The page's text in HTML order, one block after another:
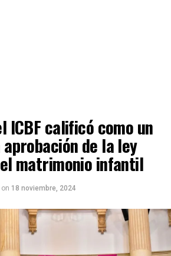
ICBF calificó como un
de la ley
matrimonio infantil
on 18 noviembre, 2024